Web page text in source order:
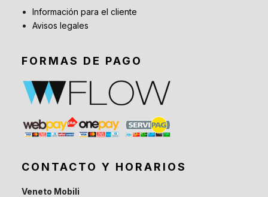
Información para el cliente
Avisos legales
FORMAS DE PAGO
CONTACTO Y HORARIOS
Veneto Mobili